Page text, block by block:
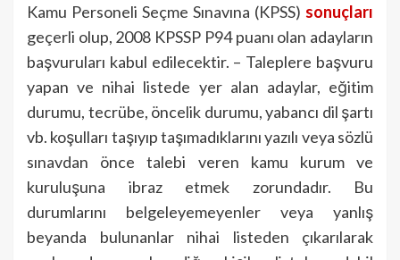
Kamu Personeli Seçme Sınavına (KPSS) sonuçları
geçerli olup, 2008 KPSSP P94 puanı olan adayların
başvuruları kabul edilecektir. – Taleplere başvuru
yapan ve nihai listede yer alan adaylar, eğitim
durumu, tecrübe, öncelik durumu, yabancı dil şartı
vb. koşulları taşıyıp taşımadıklarını yazılı veya sözlü
sınavdan önce talebi veren kamu kurum ve
kuruluşuna ibraz etmek zorundadır. Bu
durumlarını belgeleyemeyenler veya yanlış
beyanda bulunanlar nihai listeden çıkarılarak